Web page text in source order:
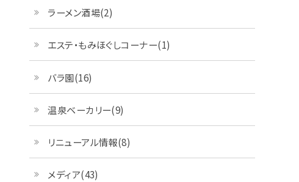
ラーメン酒場(2)
エステ・もみほぐしコーナー(1)
バラ園(16)
温泉ベーカリー(9)
リニューアル情報(8)
メディア(43)